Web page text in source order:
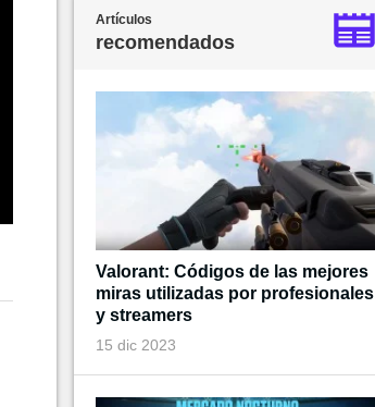
Artículos
recomendados
Valorant: Códigos de las mejores
miras utilizadas por profesionales
y streamers
15 dic 2023